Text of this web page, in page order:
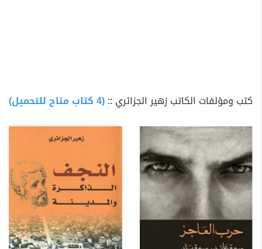
كتب ومؤلفات الكاتب زهير الجزائري ::(4 كتاب متاح للتحميل)